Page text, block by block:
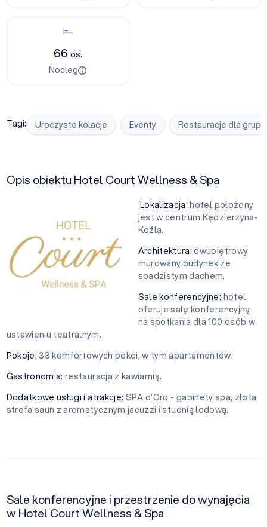
Nocleg
66 os.
Nocleg
Tagi: Uroczyste kolacje Eventy Restauracje dla grup
Opis obiektu Hotel Court Wellness & Spa
Lokalizacja:hotel położony
jest w centrum Kędzierzyna-
Koźla.
Architektura:dwupiętrowy
murowany budynek ze
spadzistym dachem.
Sale konferencyjne: hotel
oferuje salę konferencyjną
na spotkania dla 100 osób w
ustawieniu teatralnym.
Pokoje: 33 komfortowych pokoi, w tym apartamentów.
Gastronomia:restauracja z kawiarnią.
Dodatkowe usługi i atrakcje: SPA d’Oro - gabinety spa, złota
strefa saun z aromatycznym jacuzzi i studnią lodową.
Sale konferencyjne i przestrzenie do wynajęcia
w Hotel Court Wellness & Spa